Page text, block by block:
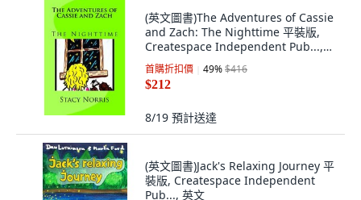
(英文圖書)The Adventures of Cassie
and Zach: The Nighttime 平裝版,
Createspace Independent Pub...,
英文
首購折扣價 49%$416
$212
8/19 預計送達
(英文圖書)Jack's Relaxing Journey 平
裝版, Createspace Independent
Pub..., 英文